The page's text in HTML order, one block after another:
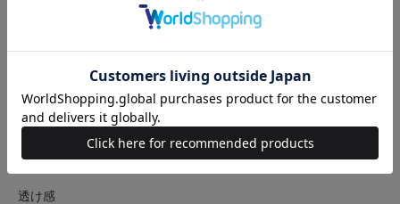
裏地
なし あり
透け感